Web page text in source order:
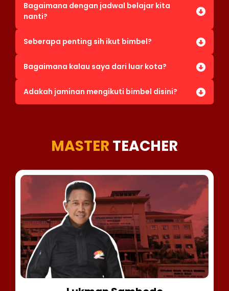
Bagaimana dengan jadwal belajar kita
nanti?
Seberapa penting sih ikut bimbel?
Bagaimana kalau saya dari luar kota?
Adakah jaminan mengikuti bimbel disini?
MASTER TEACHER